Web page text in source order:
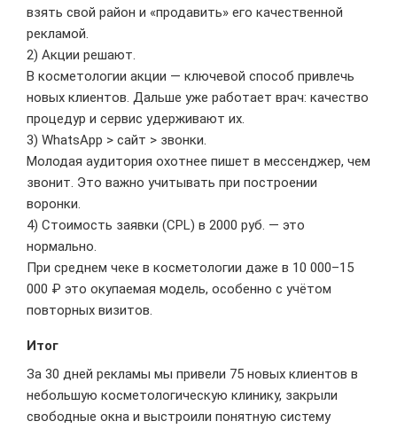
взять свой район и «продавить» его качественной
рекламой.
2) Акции решают.
В косметологии акции — ключевой способ привлечь
новых клиентов. Дальше уже работает врач: качество
процедур и сервис удерживают их.
3) WhatsApp > сайт > звонки.
Молодая аудитория охотнее пишет в мессенджер, чем
звонит. Это важно учитывать при построении
воронки.
4) Стоимость заявки (CPL) в 2000 руб. — это
нормально.
При среднем чеке в косметологии даже в 10 000–15
000 ₽ это окупаемая модель, особенно с учётом
повторных визитов.
Итог
За 30 дней рекламы мы привели 75 новых клиентов в
небольшую косметологическую клинику, закрыли
свободные окна и выстроили понятную систему